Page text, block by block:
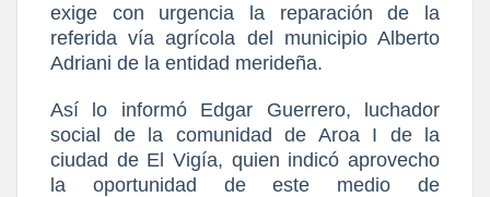
exige con urgencia la reparación de la
referida vía agrícola del municipio Alberto
Adriani de la entidad merideña.
Así lo informó Edgar Guerrero, luchador
social de la comunidad de Aroa I de la
ciudad de El Vigía, quien indicó aprovecho
la oportunidad de este medio de